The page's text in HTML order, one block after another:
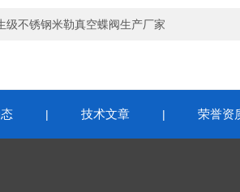
级不锈钢米勒真空蝶阀生产厂家
| 技术文章 | 荣誉资